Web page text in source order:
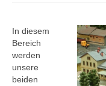
Termine
In diesem
Bereich
werden
unsere
beiden